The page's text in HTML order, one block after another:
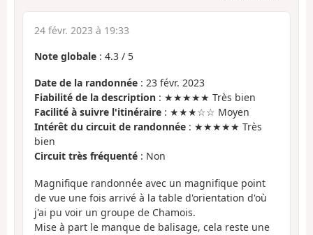
24 févr. 2023 à 19:33
Note globale : 4.3 / 5
Date de la randonnée : 23 févr. 2023
Fiabilité de la description : ★★★★★ Très bien
Facilité à suivre l'itinéraire : ★★★☆☆ Moyen
Intérêt du circuit de randonnée : ★★★★★ Très
bien
Circuit très fréquenté : Non
Magnifique randonnée avec un magnifique point
de vue une fois arrivé à la table d'orientation d'où
j'ai pu voir un groupe de Chamois.
Mise à part le manque de balisage, cela reste une